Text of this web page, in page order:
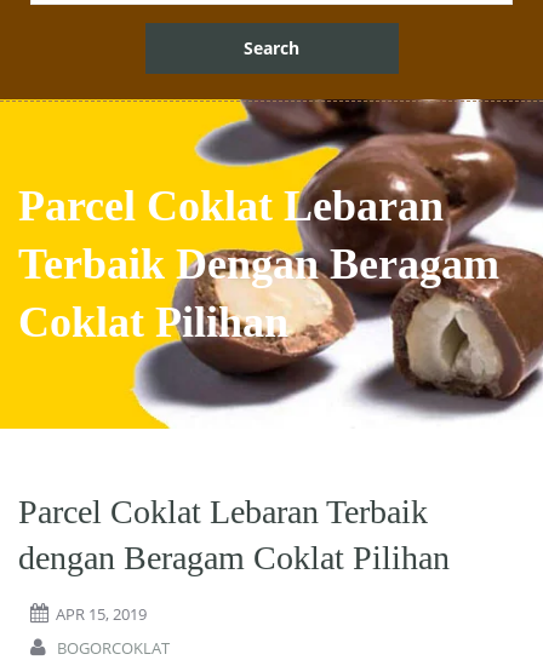
Parcel Coklat Lebaran
Terbaik Dengan Beragam
Coklat Pilihan
Parcel Coklat Lebaran Terbaik
dengan Beragam Coklat Pilihan
APR 15, 2019
BOGORCOKLAT